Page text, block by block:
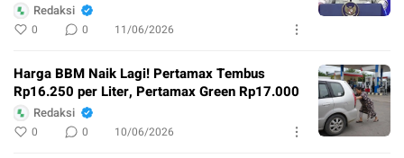
Redaksi
0 0 11/06/2026
Harga BBM Naik Lagi! Pertamax Tembus
Rp16.250 per Liter, Pertamax Green Rp17.000
Redaksi
0 0 10/06/2026